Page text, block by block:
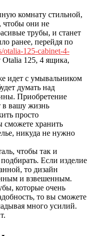
комнату стильной,
чтобы они не
трубы, и станет
ранее, перейдя по
otalia-125-cabinet-4-
125, 4 ящика,
идет с умывальником
думать над
Приобретение
в вашу жизнь
просто
хранить
никуда не нужно
чтобы так и
Если изделие
то дизайн
и взвешенным.
которые очень
то вы сможете
много усилий.